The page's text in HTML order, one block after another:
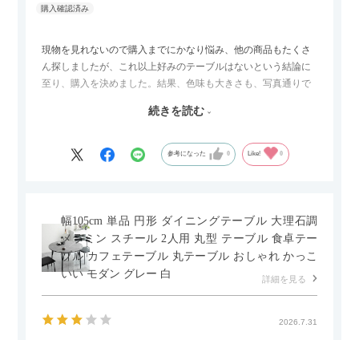
現物を見れないので購入までにかなり悩み、他の商品もたくさ
ん探しましたが、これ以上好みのテーブルはないという結論に
至り、購入を決めました。結果、色味も大きさも、写真通りで
セラミック天板が思った以上に滑りが良く、汚れも拭きやすい
はいけないかもしれません。天板が冷たいので冬にどうなるの
かなというのも気になります。
続きを読む
参考になった 0 Like! 0
幅105cm 単品 円形 ダイニングテーブル 大理石調
メラミン スチール 2人用 丸型 テーブル 食卓テー
ブル カフェテーブル 丸テーブル おしゃれ かっこ
いい モダン グレー 白
詳細を見る
2026.7.31